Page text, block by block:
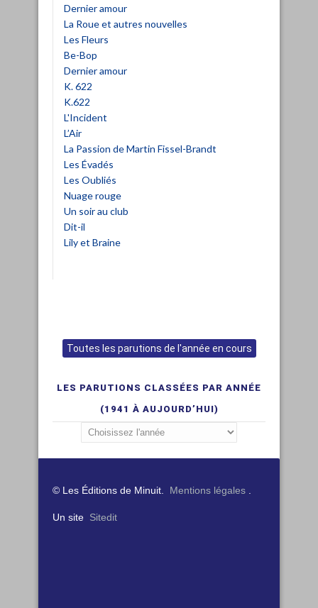
Dernier amour
La Roue et autres nouvelles
Les Fleurs
Be-Bop
Dernier amour
K. 622
K.622
L'Incident
L’Air
La Passion de Martin Fissel-Brandt
Les Évadés
Les Oubliés
Nuage rouge
Un soir au club
Dit-il
Lily et Braine
Toutes les parutions de l'année en cours
LES PARUTIONS CLASSÉES PAR ANNÉE
(1941 À AUJOURD’HUI)
© Les Éditions de Minuit. Mentions légales .
Un site Sitedit